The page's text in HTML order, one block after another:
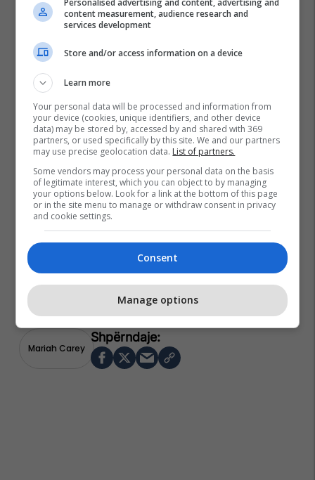
Mariah Carey
content measurement, audience research and
services development
Store and/or access information on a device
Learn more
Your personal data will be processed and information from
your device (cookies, unique identifiers, and other device
data) may be stored by, accessed by and shared with 369
partners, or used specifically by this site. We and our partners
may use precise geolocation data. List of partners.
Some vendors may process your personal data on the basis
of legitimate interest, which you can object to by managing
your options below. Look for a link at the bottom of this page
or in the site menu to manage or withdraw consent in privacy
and cookie settings.
Consent
Manage options